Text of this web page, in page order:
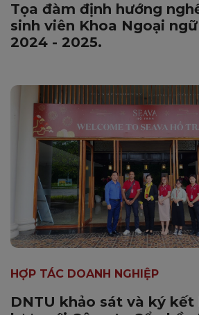
Tọa đàm định hướng
sinh viên Khoa Ngoại
2024 - 2025.
HỢP TÁC DOANH NGHIỆP
DNTU khảo sát và ký